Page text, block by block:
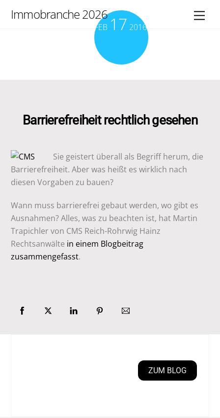
Immobranche 2026
FEB 17 2016
Barrierefreiheit rechtlich gesehen
Sie geistert überall als Begriff herum, die
Barrierefreiheit. Aber was heißt es wirklich nach
diesen Vorgaben zu bauen?
Wann muss barrierefrei gebaut werden, wo gibt es
Ausnahmen? Alles, was zu beachten ist, hat Martin
Trapichler von CMS Reich-Rohrwig Hainz
Rechtsanwälte in einem Blogbeitrag
zusammengefasst.
ZUM BLOG